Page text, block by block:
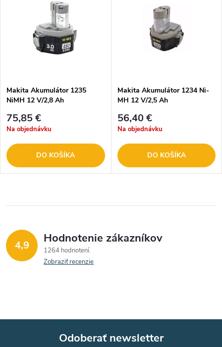
Makita Akumulátor 1235
NiMH 12 V/2,8 Ah
75,85 €
Na objednávku
DO KOŠÍKA
Makita Akumulátor 1234 Ni-
MH 12 V/2,5 Ah
56,40 €
Na objednávku
DO KOŠÍKA
4,9 Hodnotenie zákazníkov
1264 hodnotení
Zobraziť recenzie
Odoberať newsletter